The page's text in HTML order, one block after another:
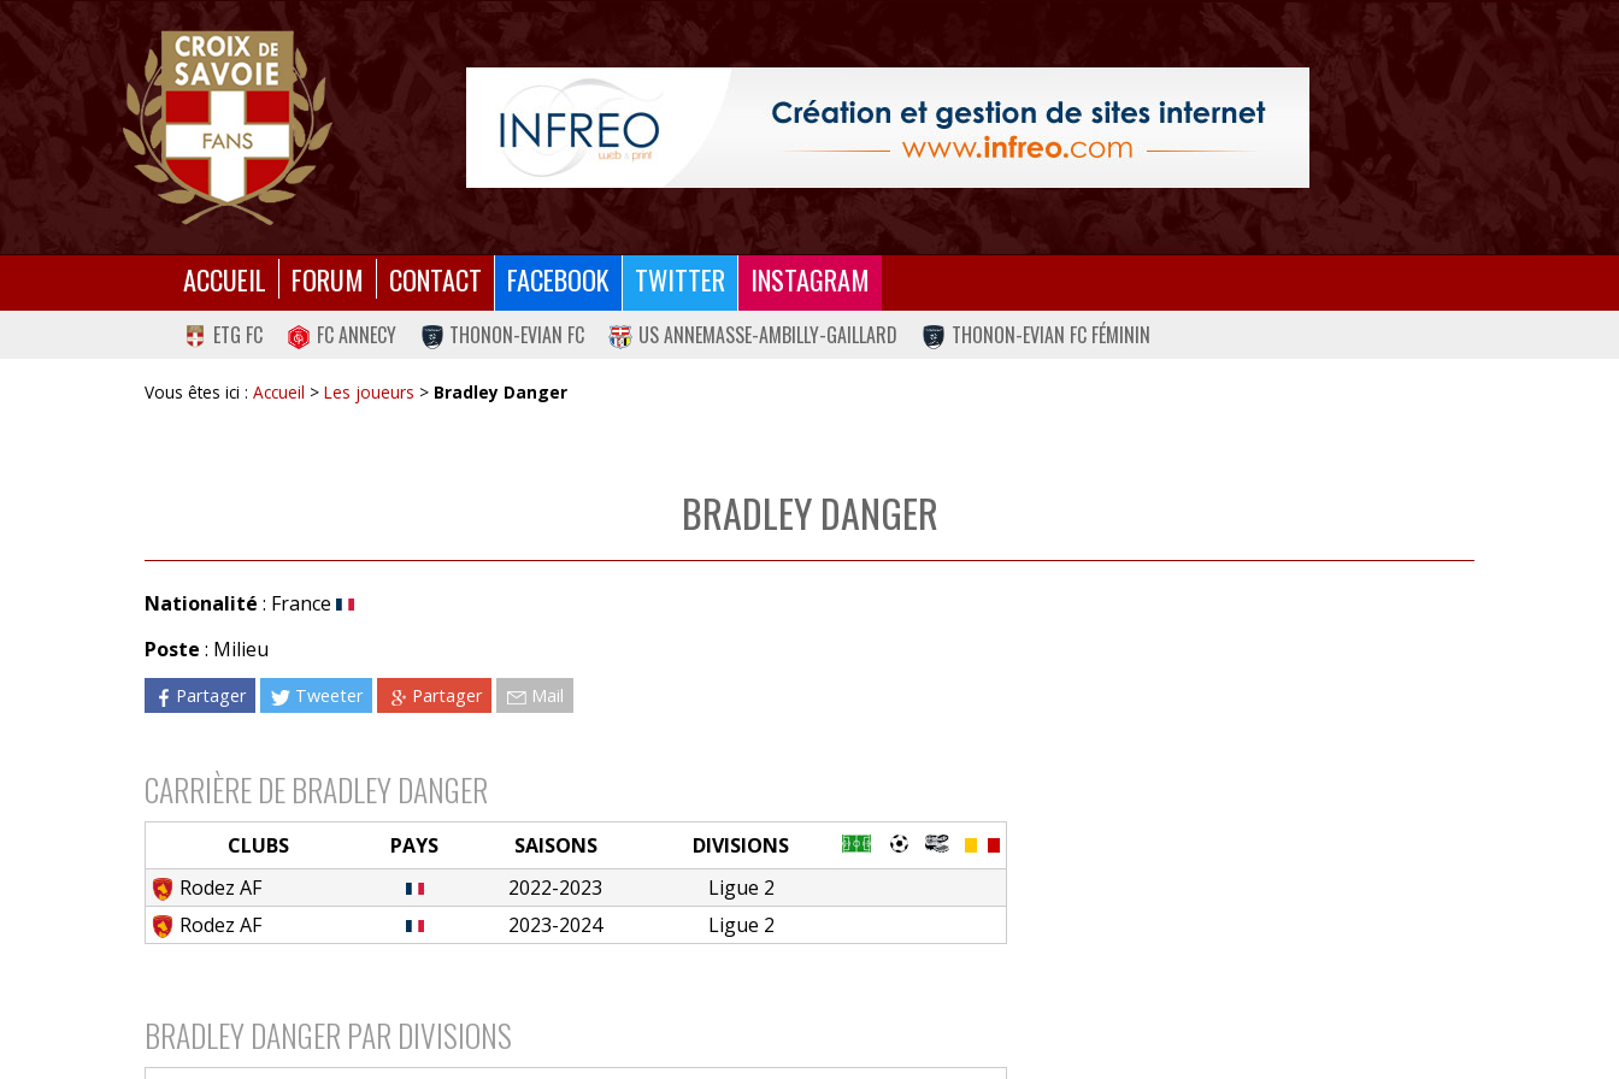
ACCUEIL FORUM CONTACT FACEBOOK TWITTER INSTAGRAM
ETG FC FC ANNECY THONON-EVIAN FC US ANNEMASSE-AMBILLY-GAILLARD THONON-EVIAN FC FÉMININ
Vous êtes ici : Accueil > Les joueurs > Bradley Danger
BRADLEY DANGER
Nationalité : France
Poste : Milieu
Partager Tweeter Partager Mail
CARRIÈRE DE BRADLEY DANGER
CLUBS PAYS SAISONS
DIVISIONS
Rodez AF
2022-2023
Ligue 2
Rodez AF
2023-2024 Ligue 2
BRADLEY DANGER PAR DIVISIONS